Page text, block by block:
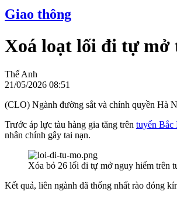
Giao thông
Xoá loạt lối đi tự mở
Thế Anh
21/05/2026 08:51
(CLO) Ngành đường sắt và chính quyền Hà
Trước áp lực tàu hàng gia tăng trên tuyến
nhân chính gây tai nạn.
Xóa bỏ 26 lối đi tự mở nguy hiểm trên
Kết quả, liên ngành đã thống nhất rào đóng